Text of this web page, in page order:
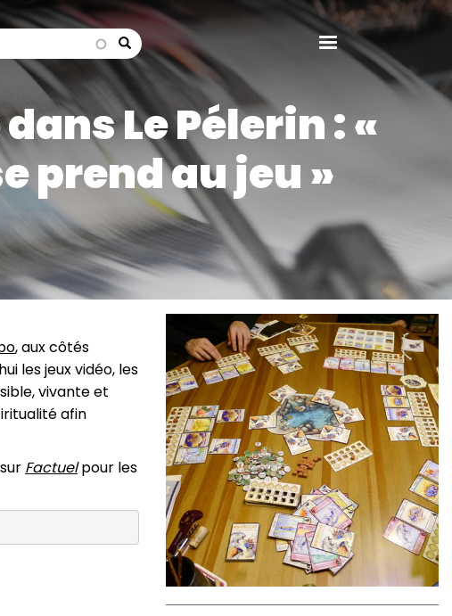
search
Le Pélerin : «
prend au jeu »
, aux côtés
les jeux vidéo, les
vivante et
afin
Factuel pour les
Image